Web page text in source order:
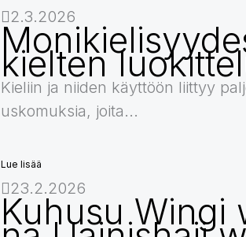
2.3.2026
kielten
Kieliin ja niiden käyttöön liittyy
uskomuksia, joita...
Lue lisää
23.2.2026
Kuhusu Wingi